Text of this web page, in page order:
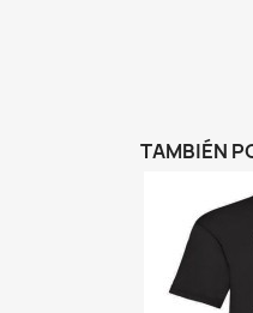
TAMBIÉN